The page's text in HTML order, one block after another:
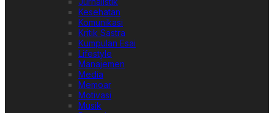
Kesehatan
Komunikasi
Kritik Sastra
Kumpulan Esai
Lifestyle
Manajemen
Media
Memoar
Motivasi
Musik